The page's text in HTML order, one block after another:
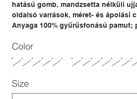
hatású gomb, mandzsetta nélküli
oldalsó varrások, méret- és ápolási
Anyaga 100% gyűrűsfonású pamut;
Color
Size